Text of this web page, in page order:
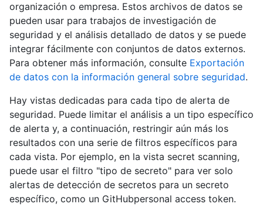
organización o empresa. Estos archivos de datos se
pueden usar para trabajos de investigación de
seguridad y el análisis detallado de datos y se puede
integrar fácilmente con conjuntos de datos externos.
Para obtener más información, consulte Exportación
de datos con la información general sobre seguridad.
Hay vistas dedicadas para cada tipo de alerta de
seguridad. Puede limitar el análisis a un tipo específico
de alerta y, a continuación, restringir aún más los
resultados con una serie de filtros específicos para
cada vista. Por ejemplo, en la vista secret scanning,
puede usar el filtro "tipo de secreto" para ver solo
alertas de detección de secretos para un secreto
específico, como un GitHubpersonal access token.